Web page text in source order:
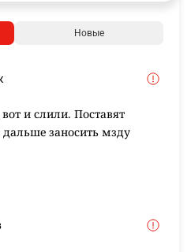
Новые
и слили. Поставят
дальше заносить мзду